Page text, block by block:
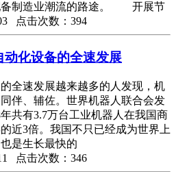
备制造业潮流的路途。 开展节
点击次数：394
动化设备的全速发展
速发展越来越多的人发现，机
伴、辅佐。世界机器人联合会发
共有3.7万台工业机器人在我国商
近3倍。我国不只已经成为世界上
是生长最快的
点击次数：346